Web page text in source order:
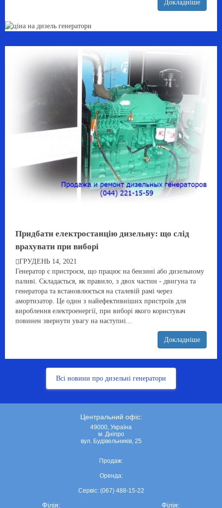
Докладніше
Придбати електростанцію дизельну: що слід
врахувати при виборі
ГРУДЕНЬ 14, 2021
Генератор є пристроєм, що працює на бензині або дизельному
паливі. Складається, як правило, з двох частин - двигуна та
генератора та встановлюється на сталевій рамі через
амортизатор. Це один з найефективніших пристроїв для
вироблення електроенергії, при виборі якого користувач
повинен звернути увагу на наступні...
Докладніше
Всі новини про дизельні генератори
Центральний офіс:
49000, Україна
м. Дніпро
вул. Будівельників, 25
Продаж:
Оренда:
Сервіс: (067) 488-15-22
Філія: Філія: